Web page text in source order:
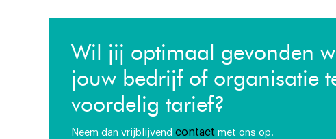
Wil jij optimaal gevonden
jouw bedrijf of organisatie
voordelig tarief?
Neem dan vrijblijvend contact met ons op.